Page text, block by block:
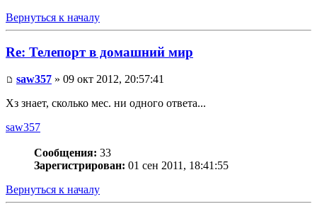
Вернуться к началу
Re: Телепорт в домашний мир
saw357 » 09 окт 2012, 20:57:41
Хз знает, сколько мес. ни одного ответа...
saw357
Сообщения: 33
Зарегистрирован: 01 сен 2011, 18:41:55
Вернуться к началу